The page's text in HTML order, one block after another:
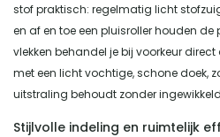
stof praktisch: regelmatig licht
en af en toe een pluisroller houden de
vlekken behandel je bij voorkeur
met een licht vochtige, schone doek,
uitstraling behoudt zonder
Stijlvolle indeling en ruimtelijk